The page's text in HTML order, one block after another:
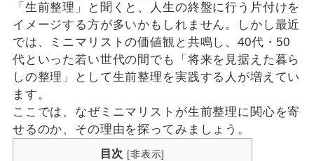
「生前整理」と聞くと、人生の終盤に行う片付けを
イメージする方が多いかもしれません。しかし最近
では、ミニマリストの価値観と共鳴し、40代・50
代といった若い世代の間でも「将来を見据えた暮ら
しの整理」として生前整理を実践する人が増えてい
ます。
ここでは、なぜミニマリストが生前整理に関心を寄
せるのか、その理由を探ってみましょう。
目次 [非表示]